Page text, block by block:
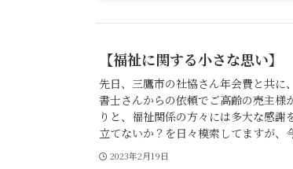
【福祉に関する小さな思い】
先日、三鷹市の社協さん年会費と共に
書士さんからの依頼でご高齢の売主様
りと、福祉関係の方々には多大な感
立てないか？を日々模索してますが、
2023年2月19日